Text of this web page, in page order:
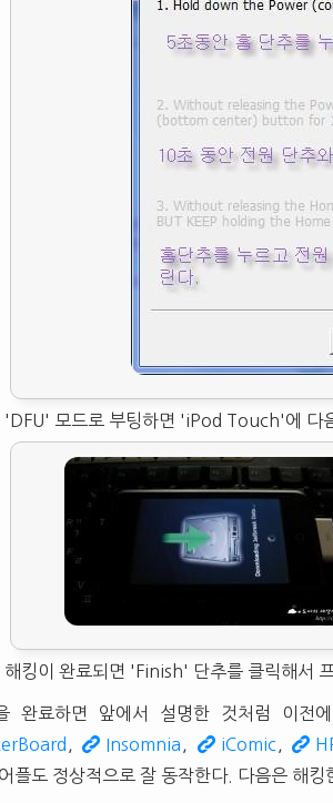
'DFU' 모드로 부팅하면 'iPod Touch'에 다
해킹이 완료되면 'Finish' 단추를 클릭해서
완료하면 앞에서 설명한 것처럼 이
Insomnia iComic
플도 정상적으로 잘 동작한다. 다음은 해킹